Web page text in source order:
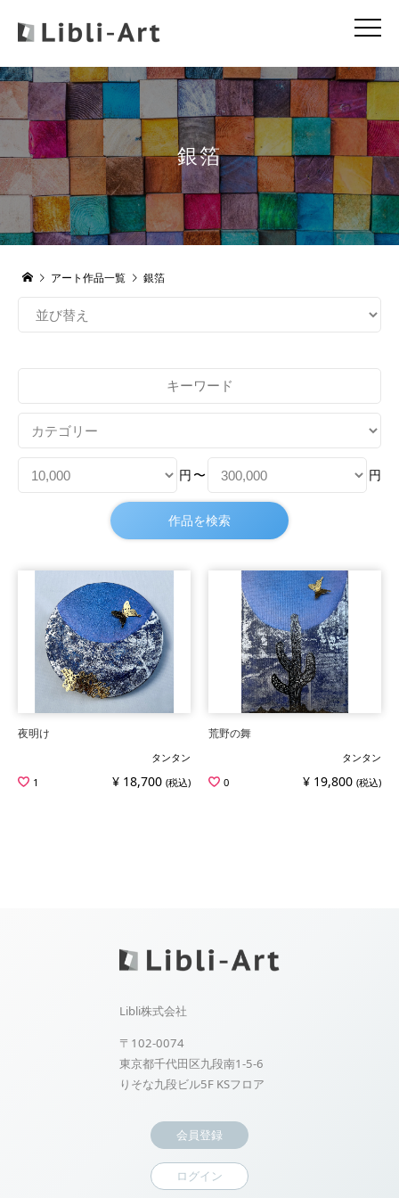
銀箔
アート作品一覧 銀箔
円 〜 円
夜明け
タンタン
1
¥ 18,700 (税込)
荒野の舞
タンタン
0
¥ 19,800 (税込)
Libli株式会社
〒102-0074
東京都千代田区九段南1-5-6
りそな九段ビル5F KSフロア
会員登録
ログイン